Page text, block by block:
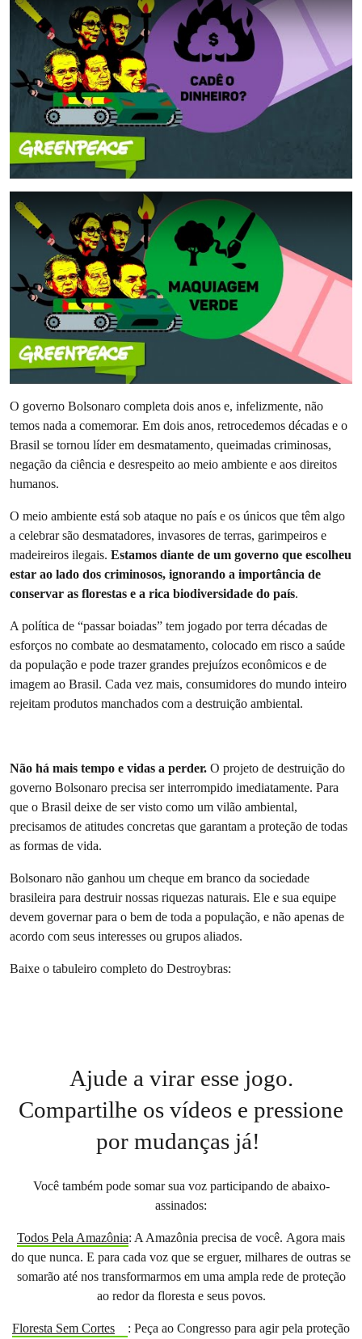
O governo Bolsonaro completa dois anos e, infelizmente, não
temos nada a comemorar. Em dois anos, retrocedemos décadas e o
Brasil se tornou líder em desmatamento, queimadas criminosas,
negação da ciência e desrespeito ao meio ambiente e aos direitos
humanos.
O meio ambiente está sob ataque no país e os únicos que têm algo
a celebrar são desmatadores, invasores de terras, garimpeiros e
madeireiros ilegais. Estamos diante de um governo que escolheu
estar ao lado dos criminosos, ignorando a importância de
conservar as florestas e a rica biodiversidade do país.
A política de “passar boiadas” tem jogado por terra décadas de
esforços no combate ao desmatamento, colocado em risco a saúde
da população e pode trazer grandes prejuízos econômicos e de
imagem ao Brasil. Cada vez mais, consumidores do mundo inteiro
rejeitam produtos manchados com a destruição ambiental.
Não há mais tempo e vidas a perder. O projeto de destruição do
governo Bolsonaro precisa ser interrompido imediatamente. Para
que o Brasil deixe de ser visto como um vilão ambiental,
precisamos de atitudes concretas que garantam a proteção de todas
as formas de vida.
Bolsonaro não ganhou um cheque em branco da sociedade
brasileira para destruir nossas riquezas naturais. Ele e sua equipe
devem governar para o bem de toda a população, e não apenas de
acordo com seus interesses ou grupos aliados.
Baixe o tabuleiro completo do Destroybras:
Ajude a virar esse jogo.
Compartilhe os vídeos e pressione
por mudanças já!
Você também pode somar sua voz participando de abaixo-
assinados:
Todos Pela Amazônia: A Amazônia precisa de você. Agora mais
do que nunca. E para cada voz que se erguer, milhares de outras se
somarão até nos transformarmos em uma ampla rede de proteção
ao redor da floresta e seus povos.
Floresta Sem Cortes
: Peça ao Congresso para agir pela proteção